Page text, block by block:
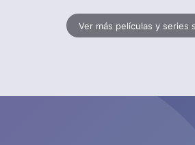
Ver más películas y series